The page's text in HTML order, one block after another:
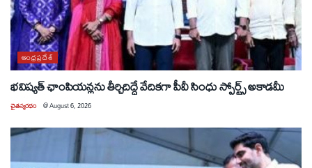
ఆంధ్రప్రదేశ్
భవిష్యత్ ఛాంపియన్లను తీర్చిదిద్దే వేదికగా పీవీ సింధు స్పోర్ట్స్ అకాడమీ
చైతన్యరధం @August 6, 2026